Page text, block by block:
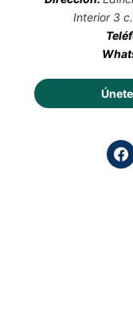
Interior 3